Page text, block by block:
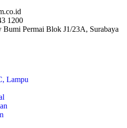
1200
Bumi Permai Blok J1/23A, Surabaya
Lampu